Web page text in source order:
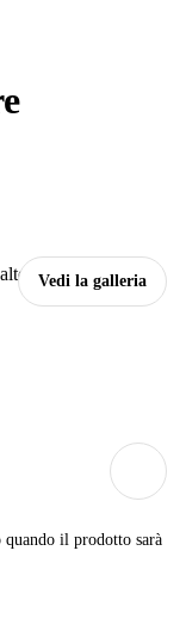
Vedi la galleria
il prodotto sarà